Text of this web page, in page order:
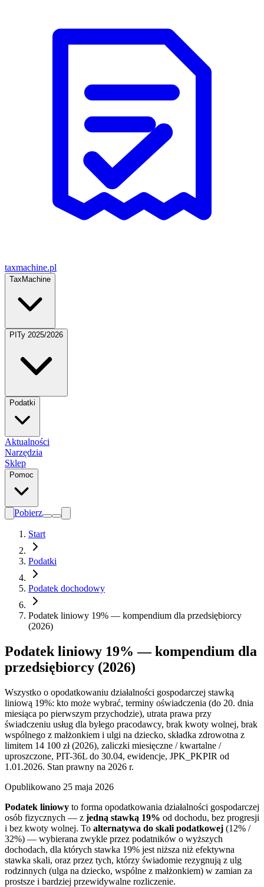
taxmachine.pl
TaxMachine
PITy 2025/2026
Podatki
Aktualności
Narzędzia
Sklep
Pomoc
Pobierz
Start
Podatki
Podatek dochodowy
Podatek liniowy 19% — kompendium dla przedsiębiorcy
(2026)
Podatek liniowy 19% — kompendium dla
przedsiębiorcy (2026)
Wszystko o opodatkowaniu działalności gospodarczej stawką
liniową 19%: kto może wybrać, terminy oświadczenia (do 20. dnia
miesiąca po pierwszym przychodzie), utrata prawa przy
świadczeniu usług dla byłego pracodawcy, brak kwoty wolnej, brak
wspólnego z małżonkiem i ulgi na dziecko, składka zdrowotna z
limitem 14 100 zł (2026), zaliczki miesięczne / kwartalne /
uproszczone, PIT-36L do 30.04, ewidencje, JPK_PKPIR od
1.01.2026. Stan prawny na 2026 r.
Opublikowano 25 maja 2026
Podatek liniowy to forma opodatkowania działalności gospodarczej
osób fizycznych — z jedną stawką 19% od dochodu, bez progresji
i bez kwoty wolnej. To alternatywa do skali podatkowej (12% /
32%) — wybierana zwykle przez podatników o wyższych
dochodach, dla których stawka 19% jest niższa niż efektywna
stawka skali, oraz przez tych, którzy świadomie rezygnują z ulg
rodzinnych (ulga na dziecko, wspólne z małżonkiem) w zamian za
prostsze i bardziej przewidywalne rozliczenie.